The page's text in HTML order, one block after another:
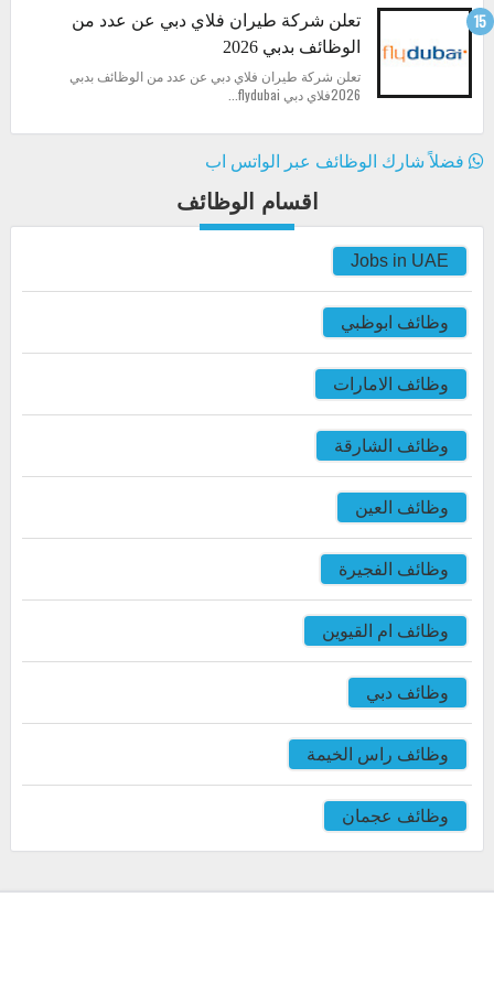
تعلن شركة طيران فلاي دبي عن عدد من
الوظائف بدبي 2026
تعلن شركة طيران فلاي دبي عن عدد من الوظائف بدبي
2026فلاي دبي flydubai...
فضلاً شارك الوظائف عبر الواتس اب
اقسام الوظائف
Jobs in UAE
وظائف ابوظبي
وظائف الامارات
وظائف الشارقة
وظائف العين
وظائف الفجيرة
وظائف ام القيوين
وظائف دبي
وظائف راس الخيمة
وظائف عجمان